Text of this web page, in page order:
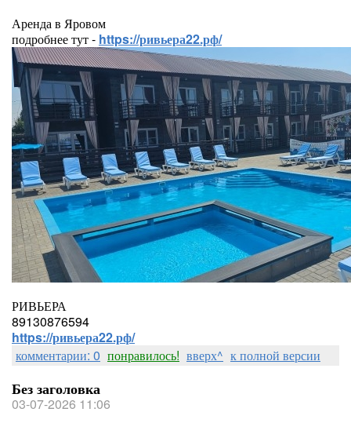
Аренда в Яровом
подробнее тут - https://ривьера22.рф/
РИВЬЕРА
89130876594
https://ривьера22.рф/
комментарии: 0 понравилось! вверх^ к полной версии
Без заголовка
03-07-2026 11:06